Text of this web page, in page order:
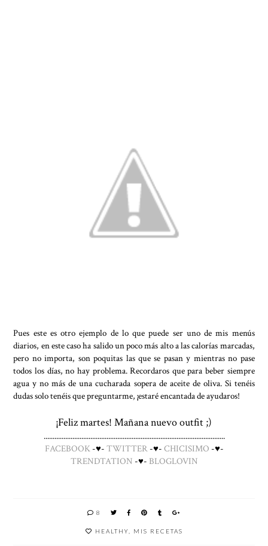
Pues este es otro ejemplo de lo que puede ser uno de mis menús
diarios, en este caso ha salido un poco más alto a las calorías marcadas,
pero no importa, son poquitas las que se pasan y mientras no pase
todos los días, no hay problema. Recordaros que para beber siempre
agua y no más de una cucharada sopera de aceite de oliva. Si tenéis
dudas solo tenéis que preguntarme, ¡estaré encantada de ayudaros!
¡Feliz martes! Mañana nuevo outfit ;)
.....................................................................................................
FACEBOOK-♥- TWITTER-♥- CHICISIMO -♥-
TRENDTATION -♥- BLOGLOVIN
8
HEALTHY MIS RECETAS